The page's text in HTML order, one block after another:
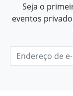
Seja o
eventos